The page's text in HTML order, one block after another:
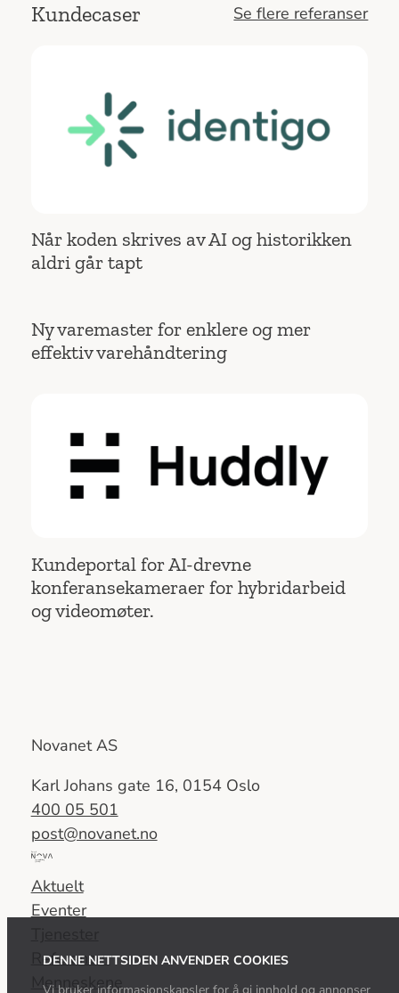
DENNE NETTSIDEN ANVENDER COOKIES
Kundecaser Se flere referanser
Når koden skrives av AI og historikken
aldri går tapt
Ny varemaster for enklere og mer
effektiv varehåndtering
Kundeportal for AI-drevne
konferansekameraer for hybridarbeid
og videomøter.
Novanet AS
Karl Johans gate 16, 0154 Oslo
400 05 501
post@novanet.no
Del
av
Nova
Group
Aktuelt
Eventer
Referanser
Menneskene